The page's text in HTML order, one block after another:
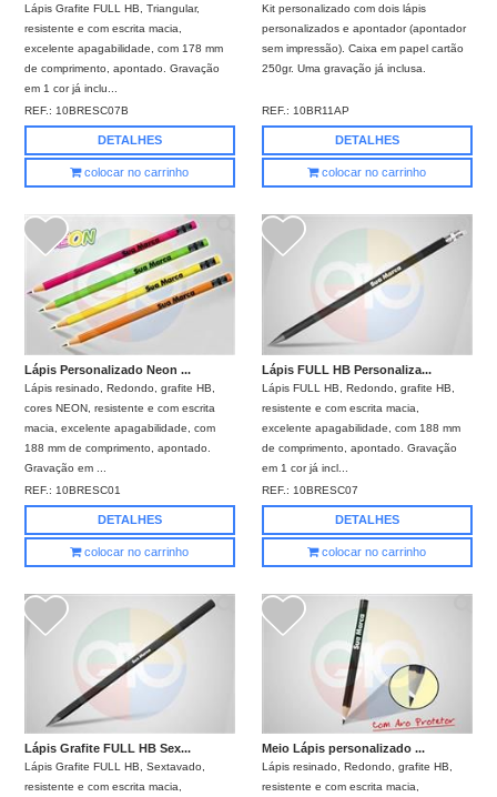
Lápis Grafite FULL HB, Triangular,
resistente e com escrita macia,
excelente apagabilidade, com 178 mm
de comprimento, apontado. Gravação
em 1 cor já inclu...
REF.: 10BRESC07B
DETALHES
colocar no carrinho
Kit personalizado com dois lápis
personalizados e apontador (apontador
sem impressão). Caixa em papel cartão
250gr. Uma gravação já inclusa.
REF.: 10BR11AP
DETALHES
colocar no carrinho
Lápis Personalizado Neon ...
Lápis resinado, Redondo, grafite HB,
cores NEON, resistente e com escrita
macia, excelente apagabilidade, com
188 mm de comprimento, apontado.
Gravação em ...
REF.: 10BRESC01
DETALHES
colocar no carrinho
Lápis FULL HB Personaliza...
Lápis FULL HB, Redondo, grafite HB,
resistente e com escrita macia,
excelente apagabilidade, com 188 mm
de comprimento, apontado. Gravação
em 1 cor já incl...
REF.: 10BRESC07
DETALHES
colocar no carrinho
Lápis Grafite FULL HB Sex...
Lápis Grafite FULL HB, Sextavado,
resistente e com escrita macia,
Meio Lápis personalizado ...
Lápis resinado, Redondo, grafite HB,
resistente e com escrita macia,